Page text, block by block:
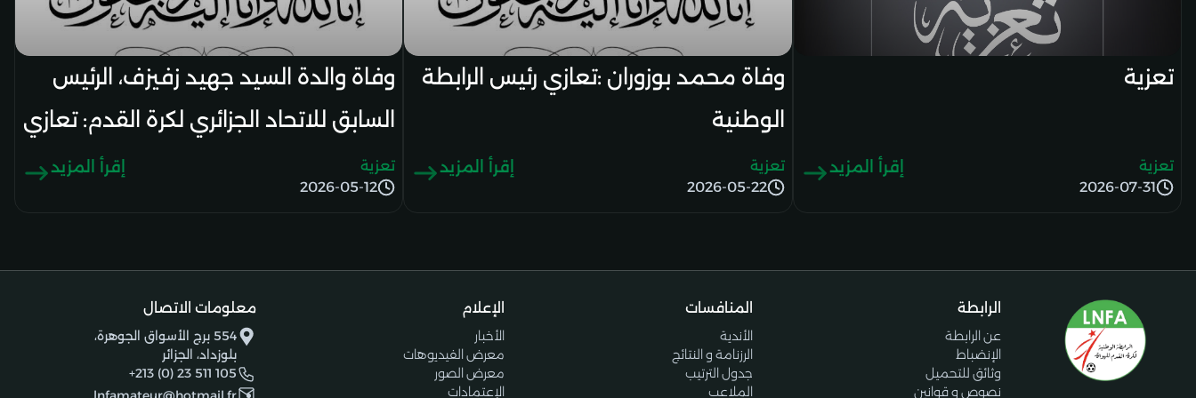
تعزية
2026-07-31
تعزية إقرأ المزيد
وفاة محمد بوزوران :تعازي رئيس الرابطة
الوطنية
2026-05-22
تعزية إقرأ المزيد
وفاة والدة السيد جهيد زفيزف، الرئيس
السابق للاتحاد الجزائري لكرة القدم: تعازي
رئيس الرابطة الوطنية
2026-05-12
تعزية إقرأ المزيد
الرابطة
عن الرابطة
الإنضباط
وثائق للتحميل
نصوص و قوانين
المنافسات
الأندية
الرزنامة و النتائج
جدول الترتيب
الملاعب
الإعلام
الأخبار
معرض الفيديوهات
معرض الصور
الإعتمادات
معلومات الاتصال
554 برج الأسواق الجوهرة،
بلوزداد، الجزائر
+213 (0) 23 511 105